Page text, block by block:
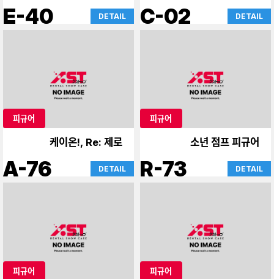
E-40 DETAIL
드
C-02 DETAIL
피규어
케이온!, Re: 제로
A-76 DETAIL
피규어
소년 점프 피규어
R-73 DETAIL
피규어 피규어